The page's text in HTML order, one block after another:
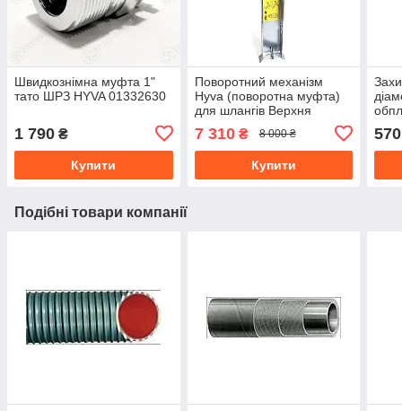
Швидкознімна муфта 1"
тато ШРЗ HYVA 01332630
1 790 ₴
Купити
Поворотний механізм
Hyva (поворотна муфта)
для шлангів Верхня
7 310₴ 8 000 ₴
Купити
570
Подібні товари компанії